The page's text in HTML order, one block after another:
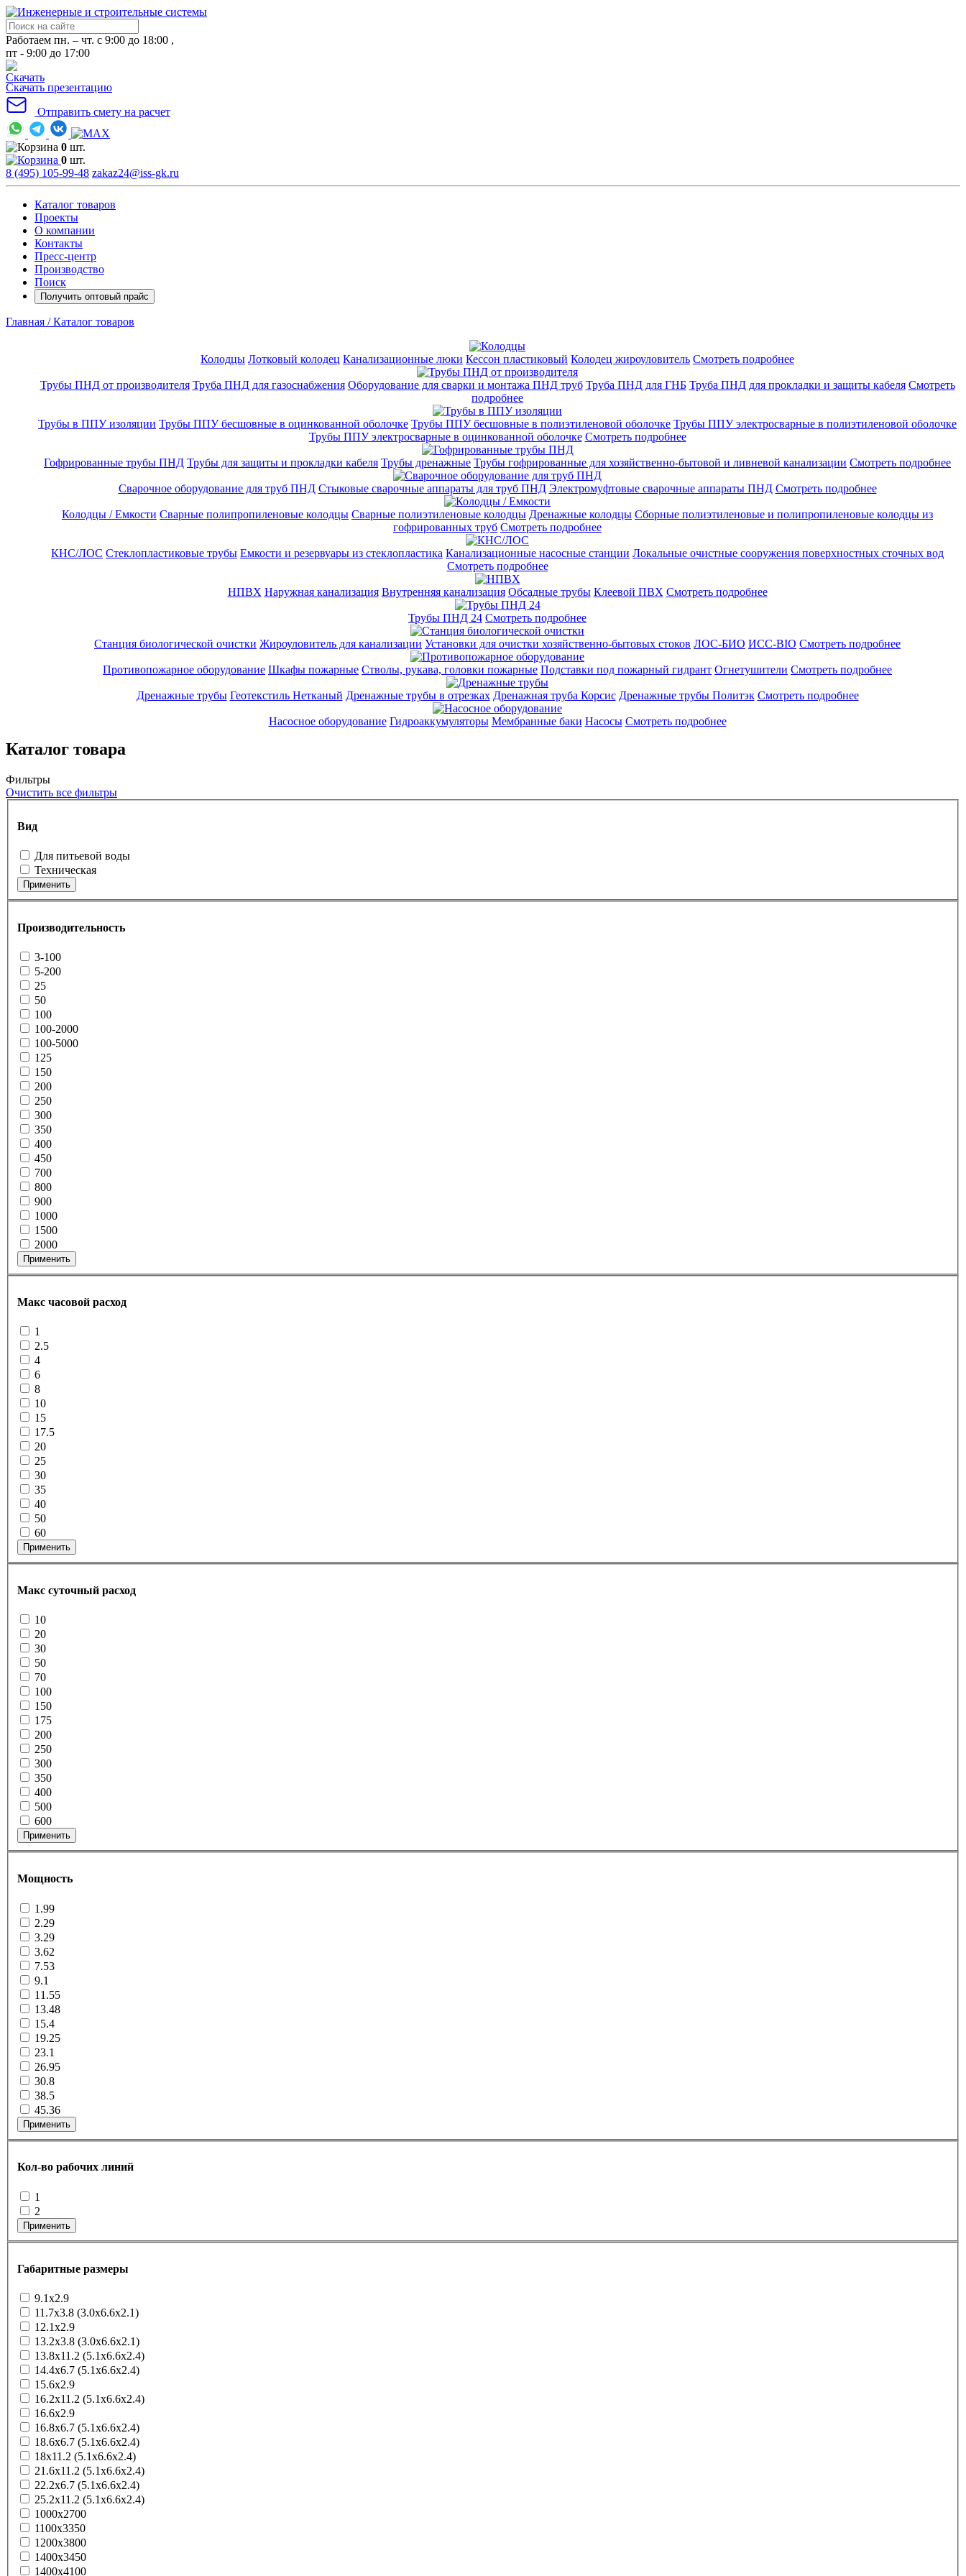
Работаем пн. – чт. с 9:00 до 18:00 ,
пт - 9:00 до 17:00
Скачать презентацию
Отправить смету на расчет
0 шт.
0 шт.
8 (495) 105-99-48 zakaz24@iss-gk.ru
Каталог товаров
Проекты
О компании
Контакты
Пресс-центр
Производство
Поиск
Получить оптовый прайс
Главная /Каталог товаров
Колодцы Лотковый колодец Канализационные люки Кессон пластиковый Колодец жироуловитель Смотреть подробнее
Трубы ПНД от производителя Труба ПНД для газоснабжения Оборудование для сварки и монтажа ПНД труб Труба ПНД для ГНБ Труба ПНД для прокладки и защиты кабеля Смотреть
подробнее
Трубы в ППУ изоляции Трубы ППУ бесшовные в оцинкованной оболочке Трубы ППУ бесшовные в полиэтиленовой оболочке Трубы ППУ электросварные в полиэтиленовой оболочке
Трубы ППУ электросварные в оцинкованной оболочке Смотреть подробнее
Гофрированные трубы ПНД Трубы для защиты и прокладки кабеля Трубы дренажные Трубы гофрированные для хозяйственно-бытовой и ливневой канализации Смотреть подробнее
Сварочное оборудование для труб ПНД Стыковые сварочные аппараты для труб ПНД Электромуфтовые сварочные аппараты ПНД Смотреть подробнее
Колодцы / Емкости Сварные полипропиленовые колодцы Сварные полиэтиленовые колодцы Дренажные колодцы Сборные полиэтиленовые и полипропиленовые колодцы из
гофрированных труб Смотреть подробнее
КНС/ЛОС Стеклопластиковые трубы Емкости и резервуары из стеклопластика Канализационные насосные станции Локальные очистные сооружения поверхностных сточных вод
Смотреть подробнее
НПВХ Наружная канализация Внутренняя канализация Обсадные трубы Клеевой ПВХ Смотреть подробнее
Трубы ПНД 24 Смотреть подробнее
Cтанция биологической очистки Жироуловитель для канализации Установки для очистки хозяйственно-бытовых стоков ЛОС-БИО ИСС-BIO Смотреть подробнее
Противопожарное оборудование Шкафы пожарные Стволы, рукава, головки пожарные Подставки под пожарный гидрант Огнетушители Смотреть подробнее
Дренажные трубы Геотекстиль Нетканый Дренажные трубы в отрезках Дренажная труба Корсис Дренажные трубы Политэк Смотреть подробнее
Насосное оборудование Гидроаккумуляторы Мембранные баки Насосы Смотреть подробнее
Каталог товара
Фильтры
Очистить все фильтры
Вид
Для питьевой воды
Техническая
Применить
Производительность
3-100
5-200
25
50
100
100-2000
100-5000
125
150
200
250
300
350
400
450
700
800
900
1000
1500
2000
Применить
Макс часовой расход
1
2.5
4
6
8
10
15
17.5
20
25
30
35
40
50
60
Применить
Макс суточный расход
10
20
30
50
70
100
150
175
200
250
300
350
400
500
600
Применить
Мощность
1.99
2.29
3.29
3.62
7.53
9.1
11.55
13.48
15.4
19.25
23.1
26.95
30.8
38.5
45.36
Применить
Кол-во рабочих линий
1
2
Применить
Габаритные размеры
9.1x2.9
11.7x3.8 (3.0x6.6x2.1)
12.1x2.9
13.2x3.8 (3.0x6.6x2.1)
13.8x11.2 (5.1x6.6x2.4)
14.4x6.7 (5.1x6.6x2.4)
15.6x2.9
16.2x11.2 (5.1x6.6x2.4)
16.6x2.9
16.8x6.7 (5.1x6.6x2.4)
18.6x6.7 (5.1x6.6x2.4)
18x11.2 (5.1x6.6x2.4)
21.6x11.2 (5.1x6.6x2.4)
22.2x6.7 (5.1x6.6x2.4)
25.2x11.2 (5.1x6.6x2.4)
1000x2700
1100x3350
1200x3800
1400x3450
1400x4100